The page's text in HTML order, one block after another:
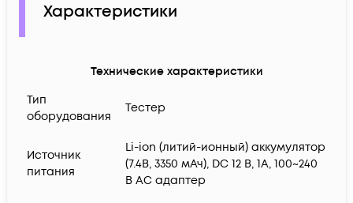
Характеристики
Технические характеристики
Тип
оборудования
Тестер
Источник
питания
Li-ion (литий-ионный) аккумулятор
(7.4В, 3350 мАч), DC 12 В, 1А, 100~240
В АС адаптер